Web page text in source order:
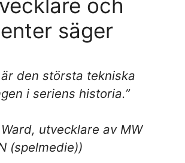
och
säger
är den största tekniska
i seriens historia.”
utvecklare av MW
(spelmedie))